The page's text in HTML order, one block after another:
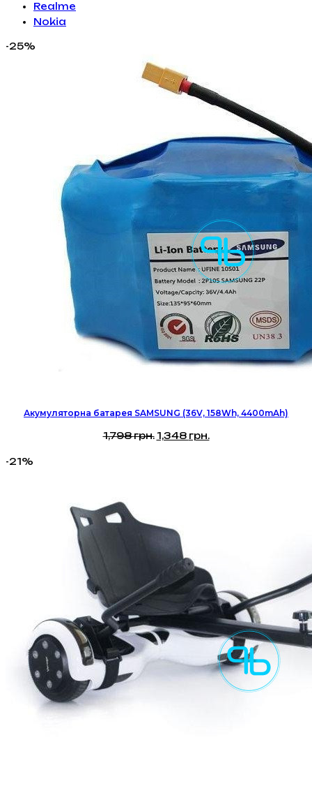
Realme
Nokia
-25%
Акумуляторна батарея SAMSUNG (36V, 158Wh, 4400mAh)
1,798грн. Оригінальна
1,348 грн.Поточна
-21%